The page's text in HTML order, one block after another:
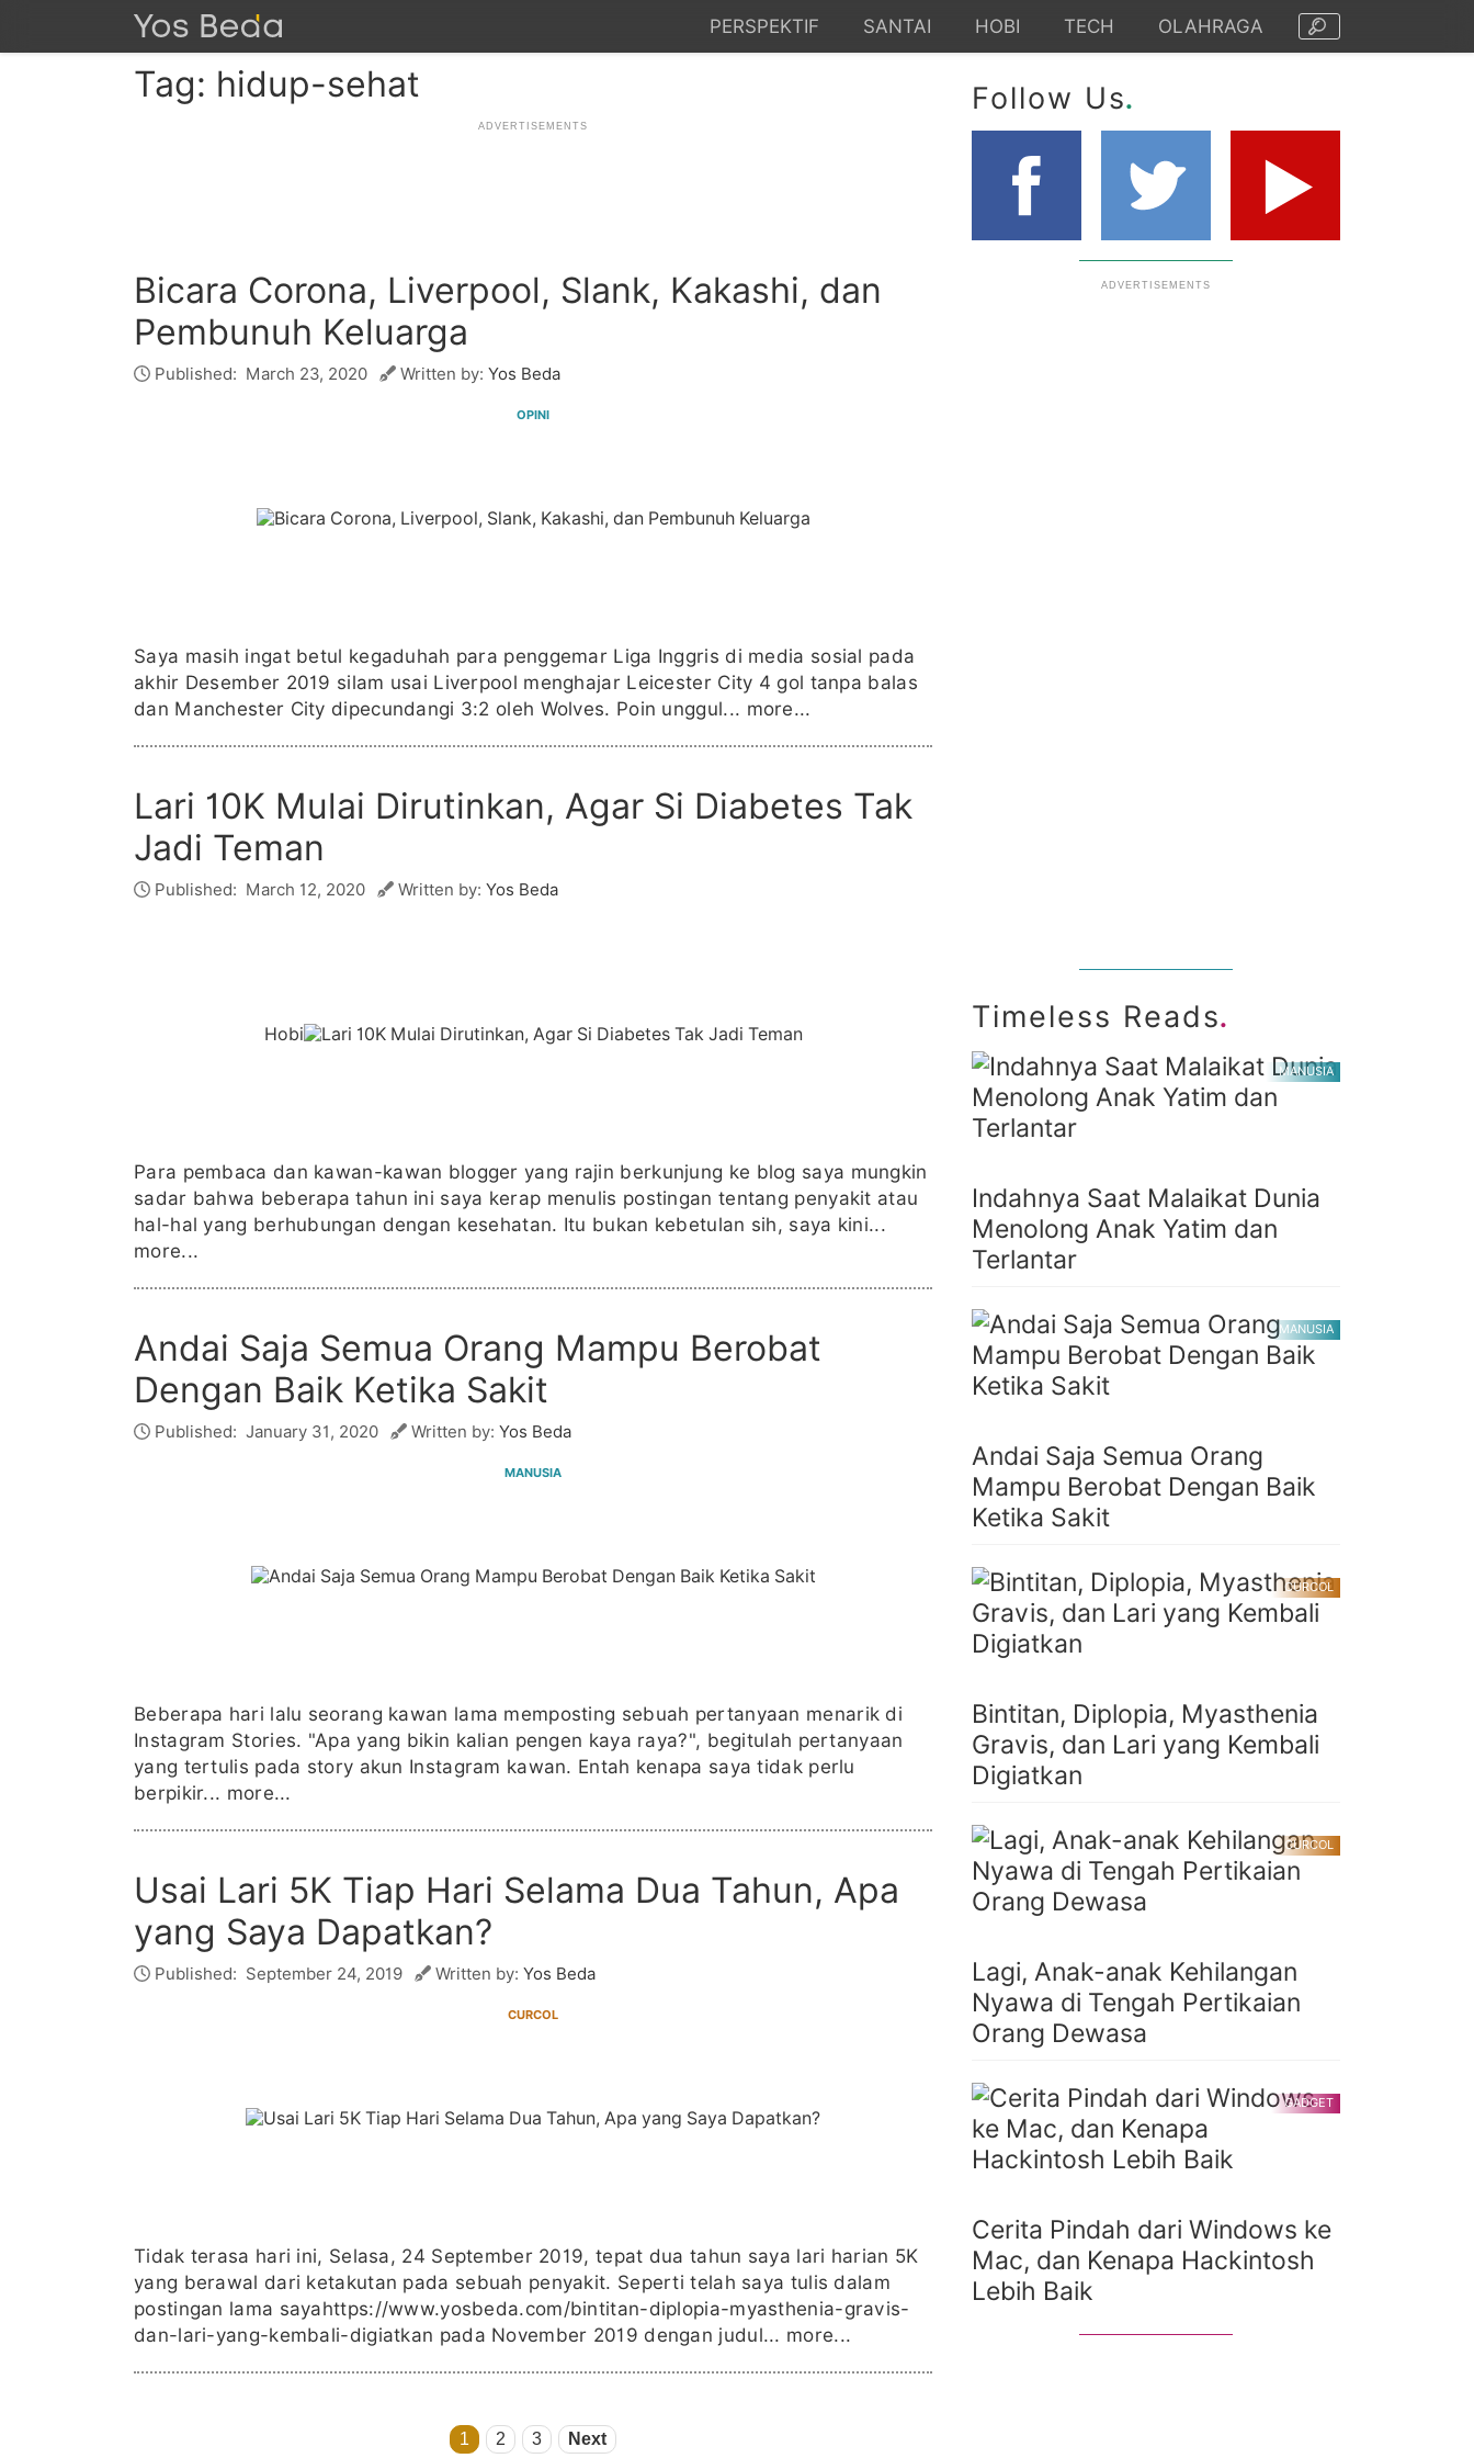
PERSPEKTIF SANTAI HOBI TECH OLAHRAGA
Tag: hidup-sehat
Bicara Corona, Liverpool, Slank, Kakashi, dan
Pembunuh Keluarga
Published: March 23, 2020 Written by: Yos Beda
OPINI
Saya masih ingat betul kegaduhah para penggemar Liga Inggris di media sosial pada
akhir Desember 2019 silam usai Liverpool menghajar Leicester City 4 gol tanpa balas
dan Manchester City dipecundangi 3:2 oleh Wolves. Poin unggul... more...
Lari 10K Mulai Dirutinkan, Agar Si Diabetes Tak
Jadi Teman
Published: March 12, 2020 Written by: Yos Beda
Hobi
Para pembaca dan kawan-kawan blogger yang rajin berkunjung ke blog saya mungkin
sadar bahwa beberapa tahun ini saya kerap menulis postingan tentang penyakit atau
hal-hal yang berhubungan dengan kesehatan. Itu bukan kebetulan sih, saya kini...
more...
Andai Saja Semua Orang Mampu Berobat
Dengan Baik Ketika Sakit
Published: January 31, 2020 Written by: Yos Beda
MANUSIA
Beberapa hari lalu seorang kawan lama memposting sebuah pertanyaan menarik di
Instagram Stories. "Apa yang bikin kalian pengen kaya raya?", begitulah pertanyaan
yang tertulis pada story akun Instagram kawan. Entah kenapa saya tidak perlu
berpikir... more...
Usai Lari 5K Tiap Hari Selama Dua Tahun, Apa
yang Saya Dapatkan?
Published: September 24, 2019 Written by: Yos Beda
CURCOL
Tidak terasa hari ini, Selasa, 24 September 2019, tepat dua tahun saya lari harian 5K
yang berawal dari ketakutan pada sebuah penyakit. Seperti telah saya tulis dalam
postingan lama sayahttps://www.yosbeda.com/bintitan-diplopia-myasthenia-gravis-
dan-lari-yang-kembali-digiatkan pada November 2019 dengan judul... more...
1 2 3 Next
Follow Us.
Timeless Reads.
MANUSIA
Indahnya Saat Malaikat Dunia
Menolong Anak Yatim dan
Terlantar
MANUSIA
Andai Saja Semua Orang
Mampu Berobat Dengan Baik
Ketika Sakit
CURCOL
Bintitan, Diplopia, Myasthenia
Gravis, dan Lari yang Kembali
Digiatkan
CURCOL
Lagi, Anak-anak Kehilangan
Nyawa di Tengah Pertikaian
Orang Dewasa
GADGET
Cerita Pindah dari Windows ke
Mac, dan Kenapa Hackintosh
Lebih Baik